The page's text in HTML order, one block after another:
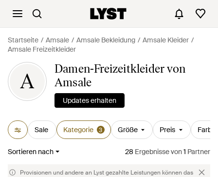
Startseite Amsale Amsale Bekleidung
Amsale Kleider
Amsale Freizeitkleider
A
Damen-Freizeitkleider von
Amsale
Updates erhalten
Sale Kategorie 3 Größe Preis Farbe
Sortieren nach 28 Ergebnissevon1 Partner
Provisionen und andere an Lyst gezahlte Leistungen können das